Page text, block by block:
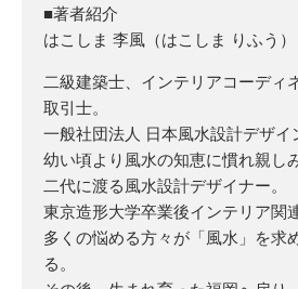
■著者紹介
はこしま 李風（はこしま りふう）
二級建築士、インテリアコーディ
取引士。
一般社団法人 日本風水設計デザイ
幼い頃より風水の知恵に慣れ親し
二代に渡る風水設計デザイナー。
東京造形大学卒業後インテリア関
多くの悩める方々が「風水」を求
る。